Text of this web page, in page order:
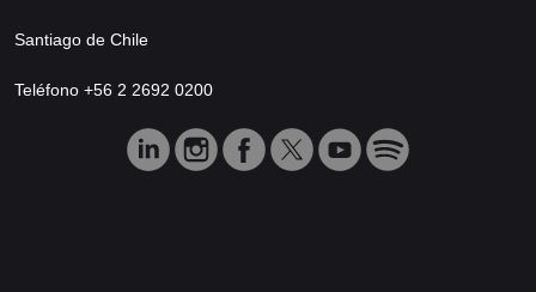
Santiago de Chile
Teléfono +56 2 2692 0200